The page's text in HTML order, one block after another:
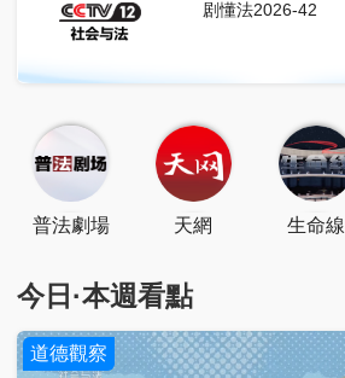
剧懂法2026-42
普法劇場 天網 生命線
今日·本週看點
道德觀察